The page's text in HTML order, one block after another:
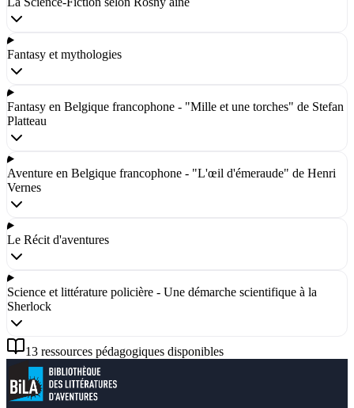
Fantasy et mythologies
Fantasy en Belgique francophone - "Mille et une torches" de Stefan
Platteau
Aventure en Belgique francophone - "L'œil d'émeraude" de Henri
Vernes
Le Récit d'aventures
Science et littérature policière - Une démarche scientifique à la
Sherlock
13 ressources pédagogiques disponibles